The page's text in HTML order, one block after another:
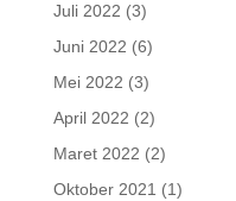
Juli 2022 (3)
Juni 2022 (6)
Mei 2022 (3)
April 2022 (2)
Maret 2022 (2)
Oktober 2021 (1)